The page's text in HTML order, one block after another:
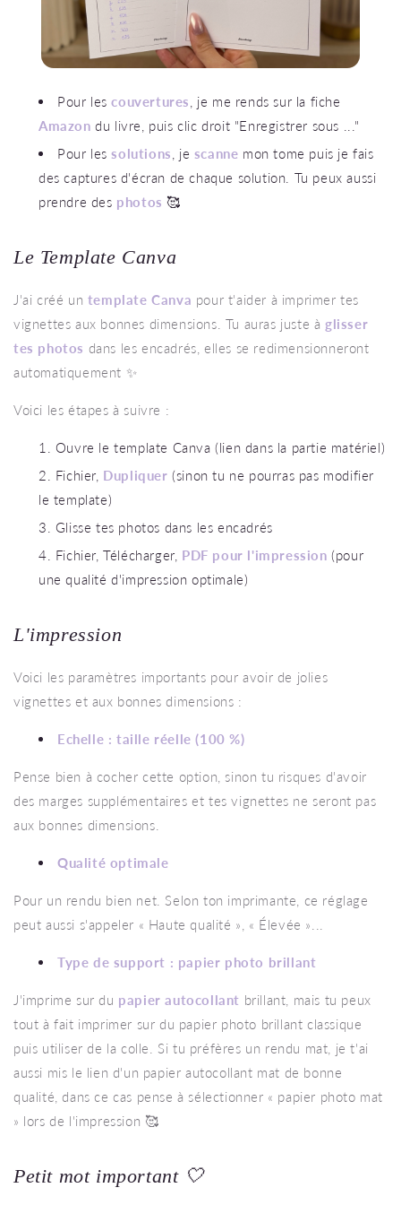
Pour lescouvertures
, je me rends sur la fiche
Amazon du livre, puis clic droit "Enregistrer sous ..."
Pour lessolutions , je scanne mon tome puis je fais
des captures d'écran de chaque solution. Tu peux aussi
prendre des photos 🥰
Le Template Canva
J'ai créé un template Canva pour t'aider à imprimer tes
vignettes aux bonnes dimensions. Tu auras juste àglisser
tes photos dans les encadrés, elles se redimensionneront
automatiquement ✨
Voici les étapes à suivre :
Ouvre le template Canva (lien dans la partie matériel)
Fichier, Dupliquer (sinon tu ne pourras pas modifier
le template)
Glisse tes photos dans les encadrés
Fichier, Télécharger, PDF pour l'impression (pour
une qualité d'impression optimale)
L'impression
Voici les paramètres importants pour avoir de jolies
vignettes et aux bonnes dimensions :
Echelle : taille réelle (100 %)
Pense bien à cocher cette option, sinon tu risques d'avoir
des marges supplémentaires et tes vignettes ne seront pas
aux bonnes dimensions.
Qualité optimale
Pour un rendu bien net. Selon ton imprimante, ce réglage
peut aussi s'appeler « Haute qualité », « Élevée »...
Type de support : papier photo brillant
J'imprime sur du papier autocollant brillant, mais tu peux
tout à fait imprimer sur du papier photo brillant classique
puis utiliser de la colle. Si tu préfères un rendu mat, je t'ai
aussi mis le lien d'un papier autocollant mat de bonne
qualité, dans ce cas pense à sélectionner « papier photo mat
» lors de l'impression 🥰
Petit mot important 🤍